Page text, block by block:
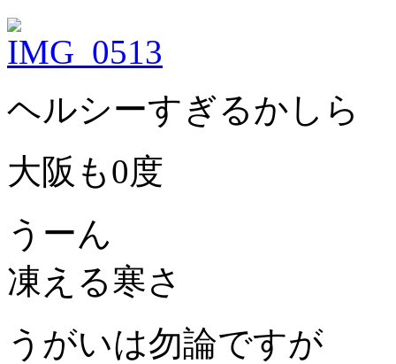
ヘルシーすぎるかしら
大阪も0度
うーん
凍える寒さ
うがいは勿論ですが